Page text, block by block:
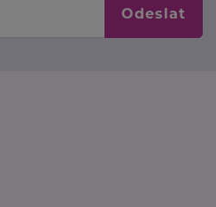
Odeslat